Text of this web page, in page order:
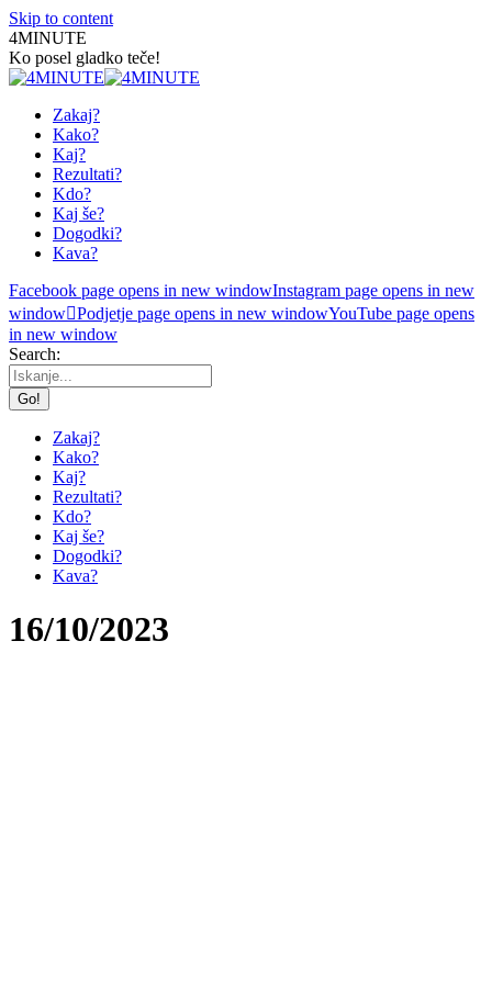
Skip to content
4MINUTE
Ko posel gladko teče!
Zakaj?
Kako?
Kaj?
Rezultati?
Kdo?
Kaj še?
Dogodki?
Kava?
Facebook page opens in new windowInstagram page opens in new
window Podjetje page opens in new windowYouTube page opens
in new window
Search:
Zakaj?
Kako?
Kaj?
Rezultati?
Kdo?
Kaj še?
Dogodki?
Kava?
16/10/2023